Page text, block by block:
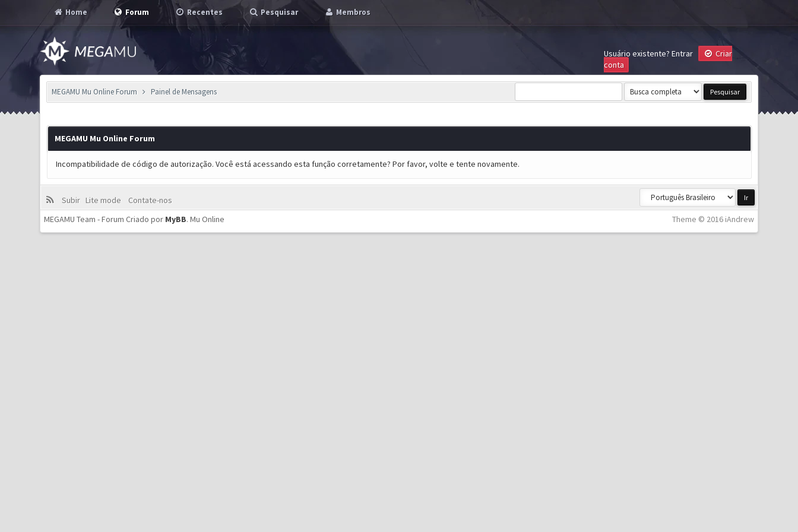
Home Forum Recentes Pesquisar Membros
Usuário existente? Entrar
Criar
conta
MEGAMU Mu Online Forum Painel de Mensagens
MEGAMU Mu Online Forum
Incompatibilidade de código de autorização. Você está acessando esta função corretamente? Por favor, volte e tente novamente.
Subir Lite mode
Contate-nos
Theme © 2016 iAndrew
MEGAMU Team - Forum Criado por MyBB.Mu Online